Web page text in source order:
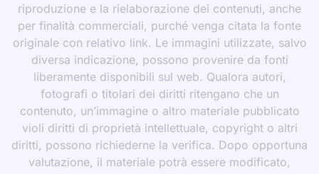
riproduzione e la rielaborazione dei contenuti, anche
per finalità commerciali, purché venga citata la fonte
originale con relativo link. Le immagini utilizzate, salvo
diversa indicazione, possono provenire da fonti
liberamente disponibili sul web. Qualora autori,
fotografi o titolari dei diritti ritengano che un
contenuto, un’immagine o altro materiale pubblicato
violi diritti di proprietà intellettuale, copyright o altri
diritti, possono richiederne la verifica. Dopo opportuna
valutazione, il materiale potrà essere modificato,